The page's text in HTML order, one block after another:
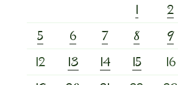
1
2
5
6 7 8 9
12
13 14 15 16